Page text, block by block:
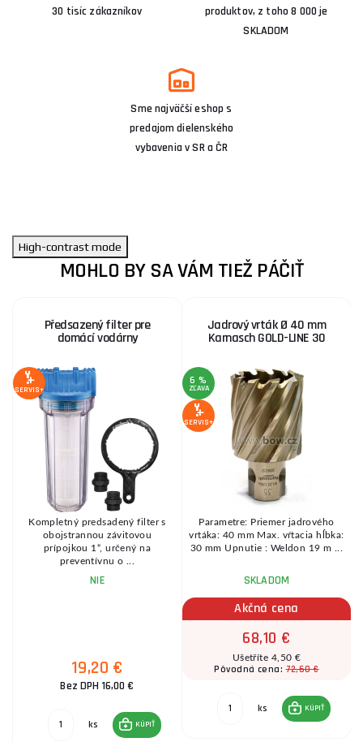
30 tisíc zákazníkov
produktov, z toho 8 000 je
SKLADOM
Sme najväčší eshop s
predajom dielenského
vybavenia v SR a ČR
High-contrast mode
MOHLO BY SA VÁM TIEŽ PÁČIŤ
Předsazený filter pre
domácí vodárny
SERVIS+
Kompletný predsadený filter s
obojstrannou závitovou
prípojkou 1“, určený na
preventívnu o ...
NIE
19,20 €
Bez DPH 16,00 €
ks KÚPIŤ
Jadrový vrták Ø 40 mm
Karnasch GOLD-LINE 30
6 %
ZĽAVA
SERVIS+
Parametre: Priemer jadrového
vrtáka: 40 mm Max. vŕtacia hĺbka:
30 mm Upnutie : Weldon 19 m ...
SKLADOM
Akčná cena
68,10 €
Ušetříte 4,50 €
Pôvodná cena:72,60 €
ks KÚPIŤ